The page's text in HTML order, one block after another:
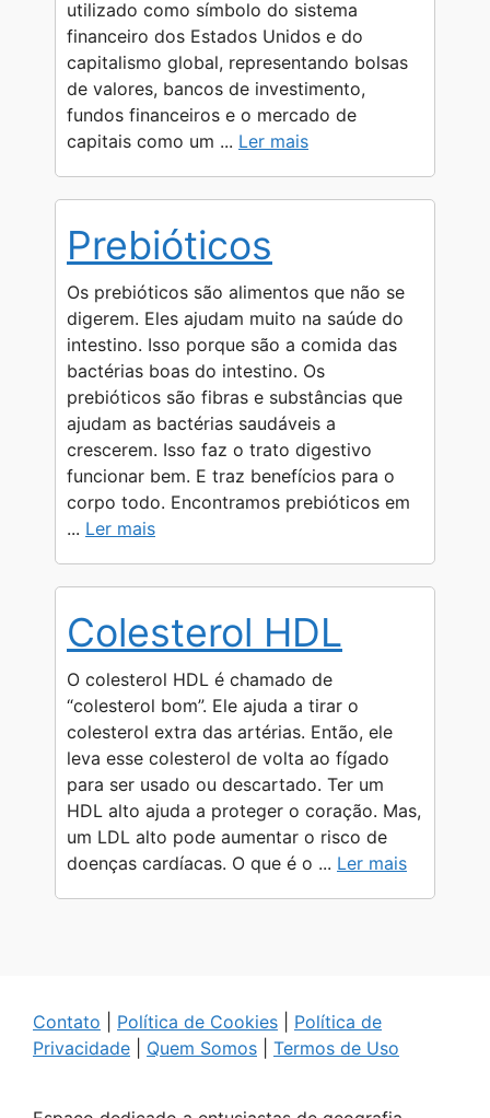
utilizado como símbolo do sistema
financeiro dos Estados Unidos e do
capitalismo global, representando bolsas
de valores, bancos de investimento,
fundos financeiros e o mercado de
capitais como um ... Ler mais
Prebióticos
Os prebióticos são alimentos que não se
digerem. Eles ajudam muito na saúde do
intestino. Isso porque são a comida das
bactérias boas do intestino. Os
prebióticos são fibras e substâncias que
ajudam as bactérias saudáveis a
crescerem. Isso faz o trato digestivo
funcionar bem. E traz benefícios para o
corpo todo. Encontramos prebióticos em
... Ler mais
Colesterol HDL
O colesterol HDL é chamado de
“colesterol bom”. Ele ajuda a tirar o
colesterol extra das artérias. Então, ele
leva esse colesterol de volta ao fígado
para ser usado ou descartado. Ter um
HDL alto ajuda a proteger o coração. Mas,
um LDL alto pode aumentar o risco de
doenças cardíacas. O que é o ... Ler mais
Contato Política de Cookies
Política de
Privacidade
Quem Somos Termos de Uso